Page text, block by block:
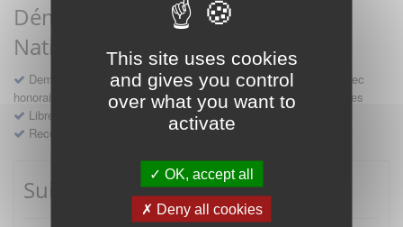
This site uses cookies
and gives you control
over what you want to
activate
OK, accept all
Deny all cookies
Démarches destinées au Conseil
National
Demande d'avis en hospitalité, en études, des conventions avec
honoraires et des demandes diverses formulées par les entreprises
Libre prestation de services
Recours
Suivre mes démarches